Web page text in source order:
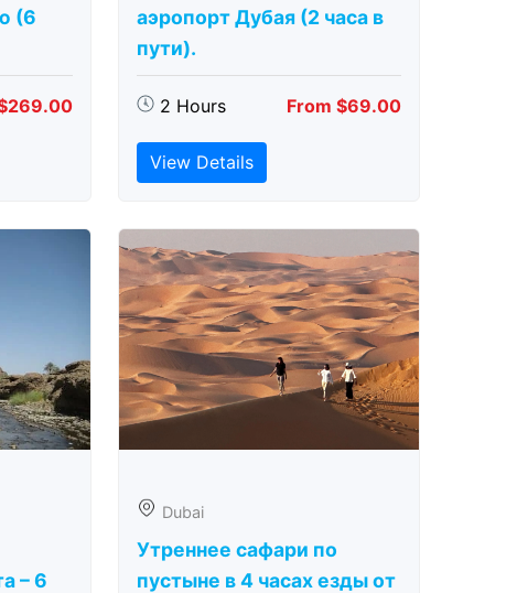
(6
аэропорт Дубая (2 часа в
пути).
2 Hours From $69.00
View Details
– 6
Dubai
Утреннее сафари по
пустыне в 4 часах езды от